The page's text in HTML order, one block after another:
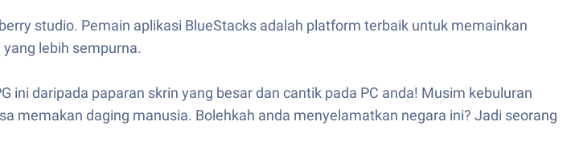
studio. Pemain aplikasi BlueStacks adalah platform terbaik untuk memainkan
lebih sempurna.
daripada paparan skrin yang besar dan cantik pada PC anda! Musim kebuluran
memakan daging manusia. Bolehkah anda menyelamatkan negara ini? Jadi seorang